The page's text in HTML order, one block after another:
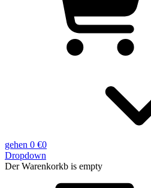
gehen 0 €0
Dropdown
Der Warenkorkb is empty